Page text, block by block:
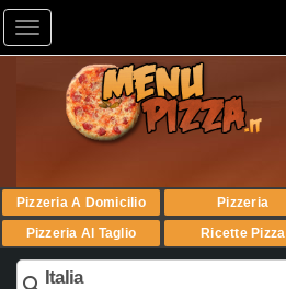
Toggle navigation
Pizzeria A Domicilio Pizzeria
Pizzeria Al Taglio
Ricette Pizza
Italia